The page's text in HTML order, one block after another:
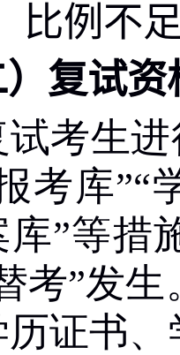
比例不
）复试
试考生进
考库”“
库”等措
考”发生
证书